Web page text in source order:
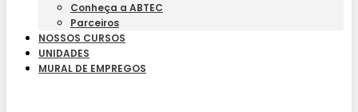
Conheça a ABTEC
Parceiros
NOSSOS CURSOS
UNIDADES
MURAL DE EMPREGOS